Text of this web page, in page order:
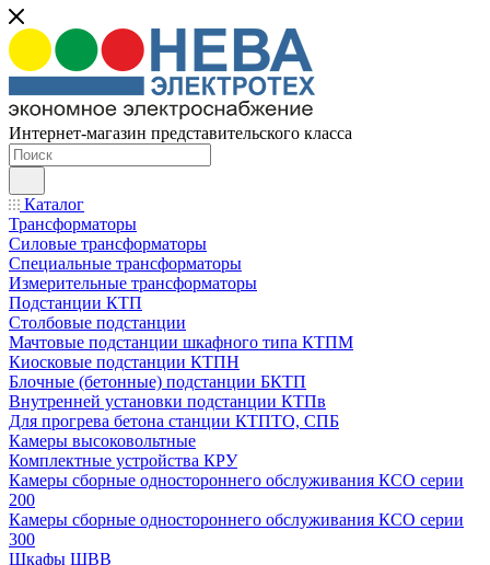
Интернет-магазин представительского класса
Каталог
Трансформаторы
Силовые трансформаторы
Специальные трансформаторы
Измерительные трансформаторы
Подстанции КТП
Столбовые подстанции
Мачтовые подстанции шкафного типа КТПМ
Киосковые подстанции КТПН
Блочные (бетонные) подстанции БКТП
Внутренней установки подстанции КТПв
Для прогрева бетона станции КТПТО, СПБ
Камеры высоковольтные
Комплектные устройства КРУ
Камеры сборные одностороннего обслуживания КСО серии
200
Камеры сборные одностороннего обслуживания КСО серии
300
Шкафы ШВВ